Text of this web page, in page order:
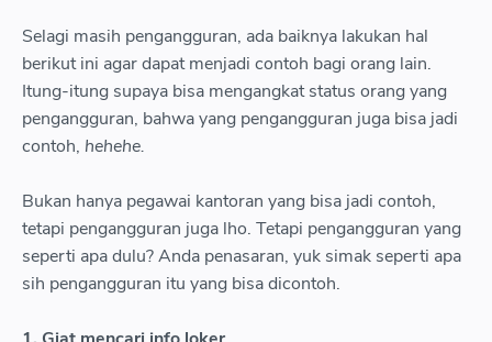
Selagi masih pengangguran, ada baiknya lakukan hal
berikut ini agar dapat menjadi contoh bagi orang lain.
Itung-itung supaya bisa mengangkat status orang yang
pengangguran, bahwa yang pengangguran juga bisa jadi
contoh, hehehe.
Bukan hanya pegawai kantoran yang bisa jadi contoh,
tetapi pengangguran juga lho. Tetapi pengangguran yang
seperti apa dulu? Anda penasaran, yuk simak seperti apa
sih pengangguran itu yang bisa dicontoh.